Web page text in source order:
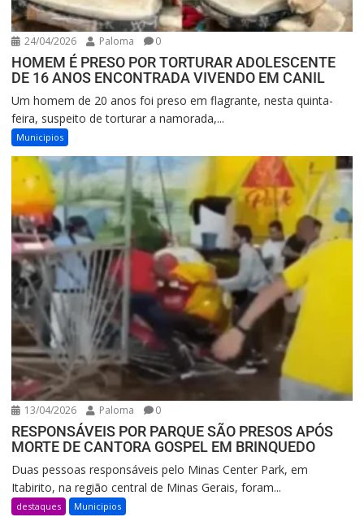
24/04/2026 Paloma 0
HOMEM É PRESO POR TORTURAR ADOLESCENTE
DE 16 ANOS ENCONTRADA VIVENDO EM CANIL
Um homem de 20 anos foi preso em flagrante, nesta quinta-
feira, suspeito de torturar a namorada,...
Municipios
13/04/2026 Paloma 0
RESPONSÁVEIS POR PARQUE SÃO PRESOS APÓS
MORTE DE CANTORA GOSPEL EM BRINQUEDO
Duas pessoas responsáveis pelo Minas Center Park, em
Itabirito, na região central de Minas Gerais, foram...
destaques Municipios